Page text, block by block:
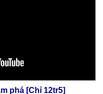
phá [Chỉ 12tr5]